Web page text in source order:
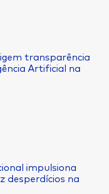
transparência
Artificial na
impulsiona
desperdícios na